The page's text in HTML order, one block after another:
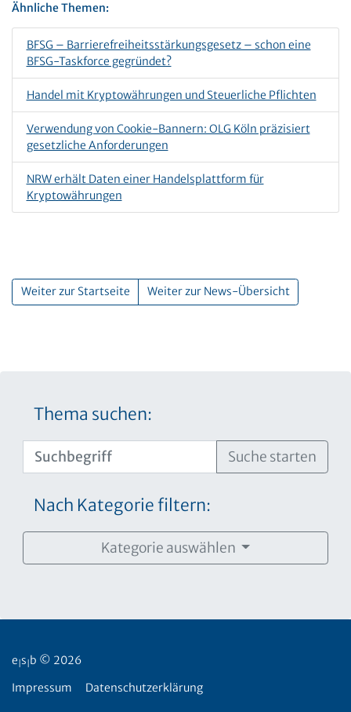
Ähnliche Themen:
BFSG – Barrierefreiheitsstärkungsgesetz – schon eine
BFSG-Taskforce gegründet?
Handel mit Kryptowährungen und Steuerliche Pflichten
Verwendung von Cookie-Bannern: OLG Köln präzisiert
gesetzliche Anforderungen
NRW erhält Daten einer Handelsplattform für
Kryptowährungen
Weiter zur Startseite Weiter zur News-Übersicht
Thema suchen:
Suche starten
Nach Kategorie filtern:
Kategorie auswählen
e s b © 2026
Impressum
Datenschutzerklärung